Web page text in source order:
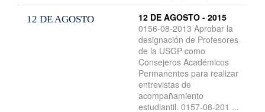
12 DE AGOSTO
12 DE AGOSTO - 2015
0156-08-2013 Aprobar la
designación de Profesores
de la USGP como
Consejeros Académicos
Permanentes para realizar
entrevistas de
acompañamiento
estudiantil. 0157-08-201 ...